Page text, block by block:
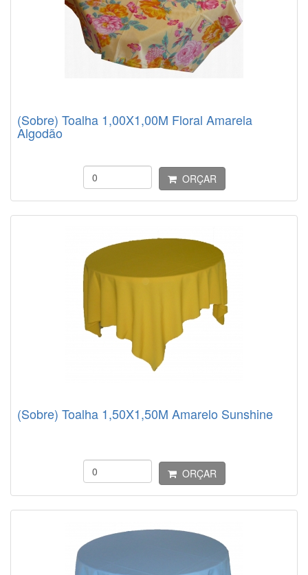
(Sobre) Toalha 1,00X1,00M Floral Amarela
Algodão
ORÇAR
(Sobre) Toalha 1,50X1,50M Amarelo Sunshine
ORÇAR